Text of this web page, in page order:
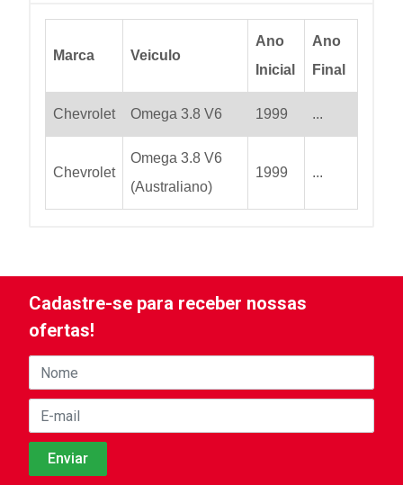
Marca Veiculo
Ano
Inicial
Ano
Final
Chevrolet Omega 3.8 V6 1999 ...
Chevrolet
Omega 3.8 V6
(Australiano)
1999 ...
Cadastre-se para receber nossas
ofertas!